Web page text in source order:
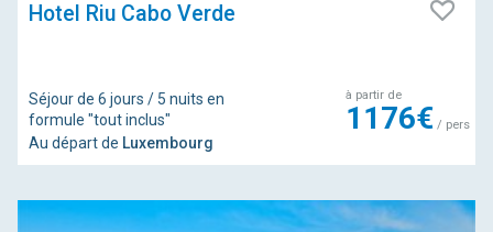
Hotel Riu Cabo Verde
Séjour de 6 jours / 5 nuits en
formule "tout inclus"
Au départ de Luxembourg
à partir de
1176€/ pers